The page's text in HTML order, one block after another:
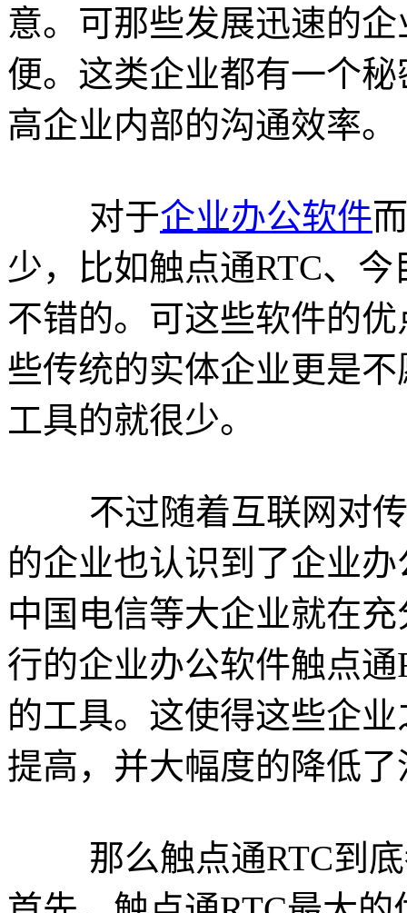
意。可那些发展迅速的
便。这类企业都有一个
高企业内部的沟通效率。
对于企业办公软件
少，比如触点通RTC、
不错的。可这些软件的
些传统的实体企业更是
工具的就很少。
不过随着互联网对传
的企业也认识到了企业
中国电信等大企业就在
行的企业办公软件触点
的工具。这使得这些企
提高，并大幅度的降低
那么触点通RTC到底